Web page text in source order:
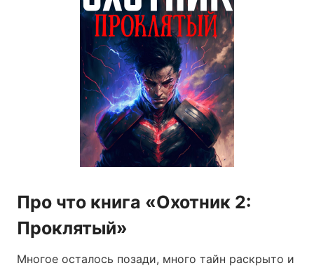
Про что книга «Охотник 2:
Проклятый»
Многое осталось позади, много тайн раскрыто и